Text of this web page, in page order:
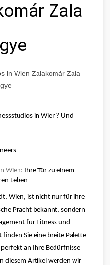
Zala
in Wien Zalakomár Zala
in Wien? Und
Wien: Ihre Tür zu einem
Leben
Wien, ist nicht nur für ihre
Pracht bekannt, sondern
für Fitness und
Sie eine breite Palette
an Ihre Bedürfnisse
diesem Artikel werden wir